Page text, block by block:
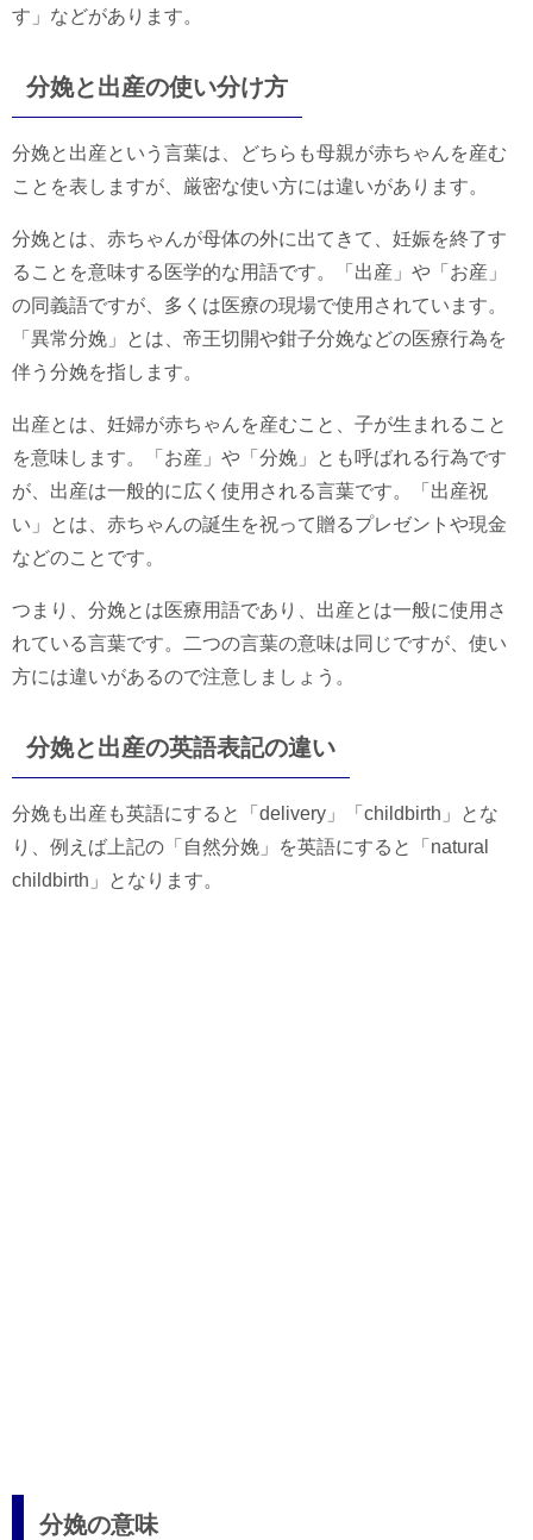
す」などがあります。
分娩と出産の使い分け方
分娩と出産という言葉は、どちらも母親が赤ちゃんを産む
ことを表しますが、厳密な使い方には違いがあります。
分娩とは、赤ちゃんが母体の外に出てきて、妊娠を終了す
ることを意味する医学的な用語です。「出産」や「お産」
の同義語ですが、多くは医療の現場で使用されています。
「異常分娩」とは、帝王切開や鉗子分娩などの医療行為を
伴う分娩を指します。
出産とは、妊婦が赤ちゃんを産むこと、子が生まれること
を意味します。「お産」や「分娩」とも呼ばれる行為です
が、出産は一般的に広く使用される言葉です。「出産祝
い」とは、赤ちゃんの誕生を祝って贈るプレゼントや現金
などのことです。
つまり、分娩とは医療用語であり、出産とは一般に使用さ
れている言葉です。二つの言葉の意味は同じですが、使い
方には違いがあるので注意しましょう。
分娩と出産の英語表記の違い
分娩も出産も英語にすると「delivery」「childbirth」とな
り、例えば上記の「自然分娩」を英語にすると「natural
childbirth」となります。
分娩の意味